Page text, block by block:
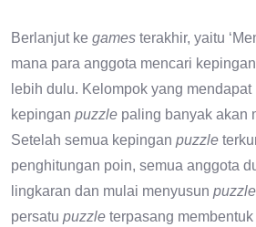
Berlanjut ke games terakhir, yaitu
mana para anggota mencari kepingan
lebih dulu. Kelompok yang mendapat
kepingan puzzle paling banyak akan
Setelah semua kepingan puzzle
penghitungan poin, semua anggota
lingkaran dan mulai menyusun
persatu puzzle terpasang